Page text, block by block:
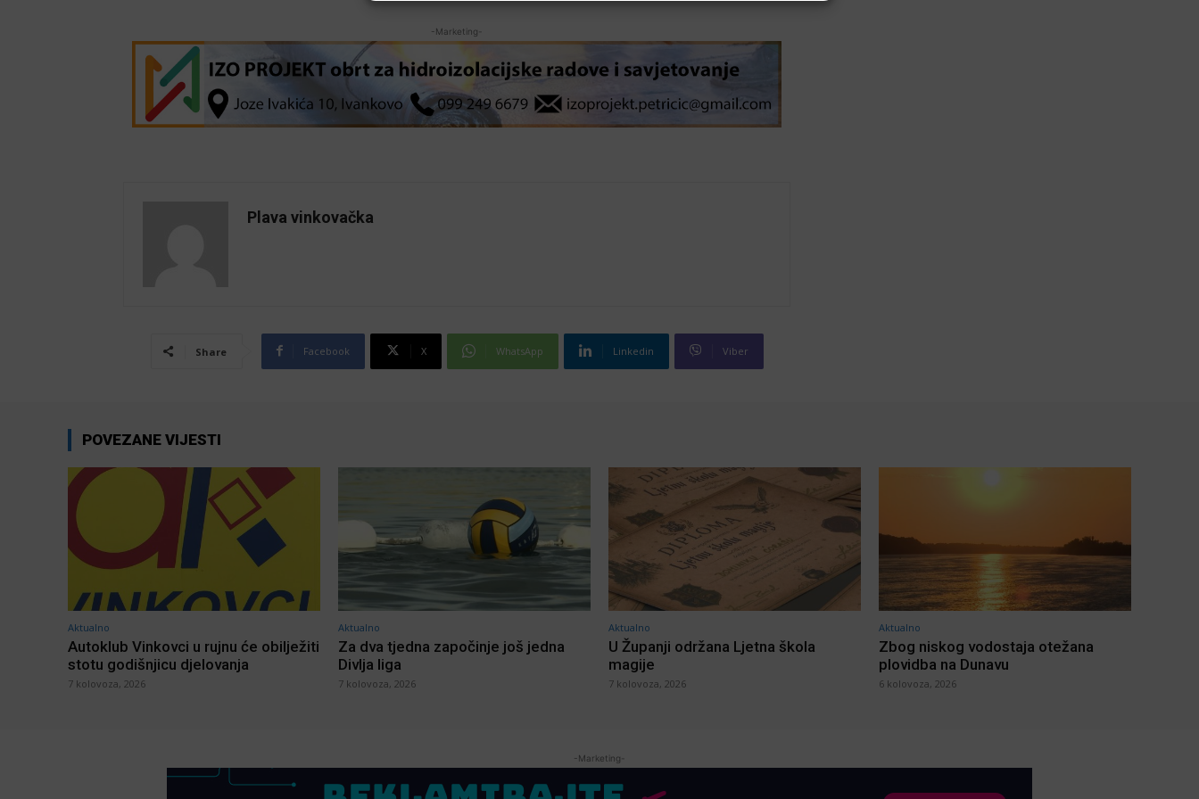
-Marketing-
Plava vinkovačka
Share Facebook X WhatsApp Linkedin Viber
POVEZANE VIJESTI
Aktualno
Autoklub Vinkovci u rujnu će obilježiti
stotu godišnjicu djelovanja
7 kolovoza, 2026
Aktualno
Za dva tjedna započinje još jedna
Divlja liga
7 kolovoza, 2026
Aktualno
U Županji održana Ljetna škola
magije
7 kolovoza, 2026
Aktualno
Zbog niskog vodostaja otežana
plovidba na Dunavu
6 kolovoza, 2026
-Marketing-